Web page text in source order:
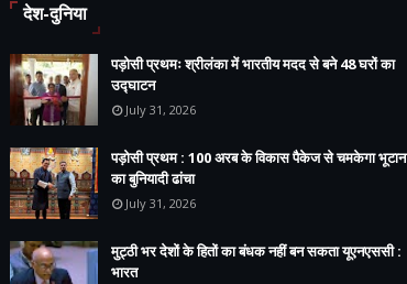
देश-दुनिया
पड़ोसी प्रथमः श्रीलंका में भारतीय मदद से बने 48 घरों का
उद्घाटन
July 31, 2026
पड़ोसी प्रथम : 100 अरब के विकास पैकेज से चमकेगा भूटान
का बुनियादी ढांचा
July 31, 2026
मुट्ठी भर देशों के हितों का बंधक नहीं बन सकता यूएनएससी :
भारत